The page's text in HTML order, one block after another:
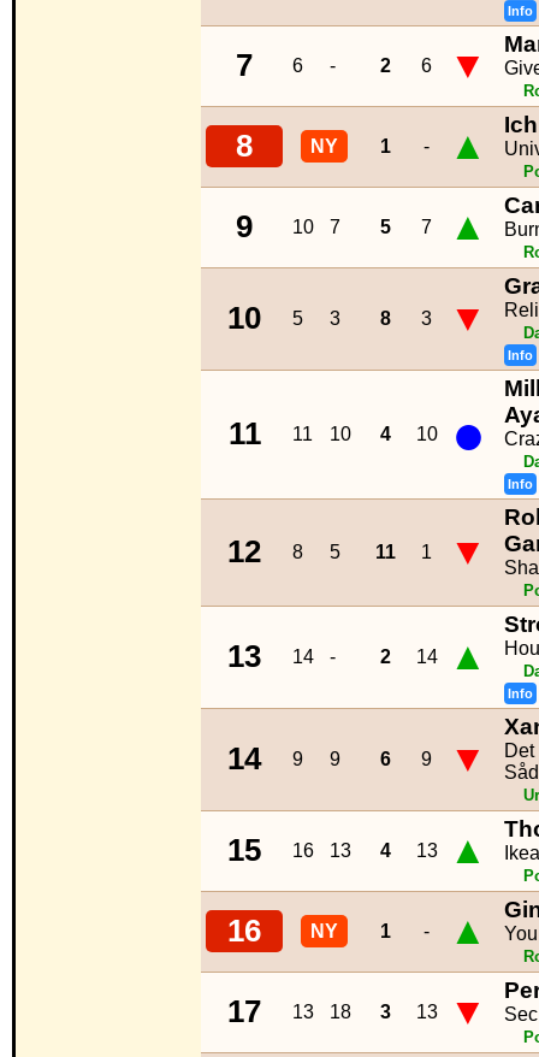
Info
7 6 - 2 6 ▼
8 NY 1 - ▲
9 10 7 5 7 ▲
10 5 3 8 3 ▼
Info
11 11 10 4 10 ●
Info
12 8 5 11 1 ▼
13 14 - 2 14 ▲
Info
14 9 9 6 9 ▼
15 16 13 4 13 ▲ Ikea
16 NY 1 - ▲
17 13 18 3 13 ▼